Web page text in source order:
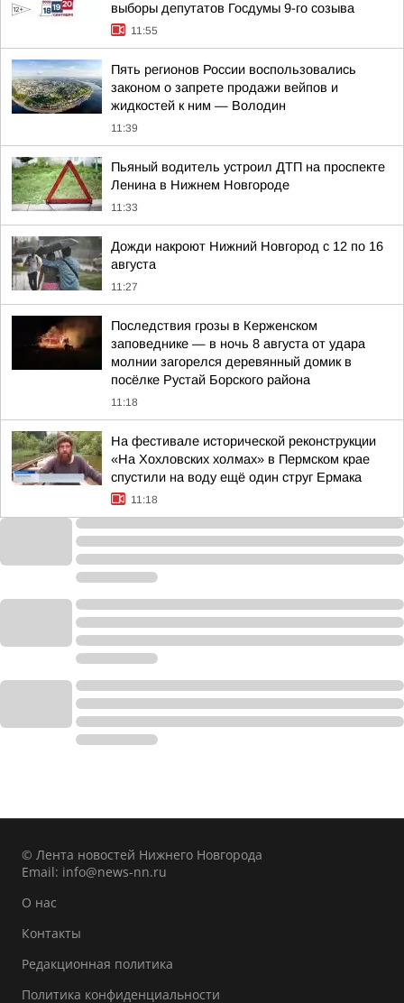
выборы депутатов Госдумы 9-го созыва
11:55
Пять регионов России воспользовались
законом о запрете продажи вейпов и
жидкостей к ним — Володин
11:39
Пьяный водитель устроил ДТП на проспекте
Ленина в Нижнем Новгороде
11:33
Дожди накроют Нижний Новгород с 12 по 16
августа
11:27
Последствия грозы в Керженском
заповеднике — в ночь 8 августа от удара
молнии загорелся деревянный домик в
посёлке Рустай Борского района
11:18
На фестивале исторической реконструкции
«На Хохловских холмах» в Пермском крае
спустили на воду ещё один струг Ермака
11:18
© Лента новостей Нижнего Новгорода
Email: info@news-nn.ru
О нас
Контакты
Редакционная политика
Политика конфиденциальности